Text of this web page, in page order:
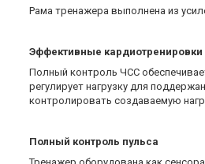
Рама тренажера выполнена из
Эффективные кардиотренировки
Полный контроль ЧСС
регулирует нагрузку для
контролировать создаваемую
Полный контроль пульса